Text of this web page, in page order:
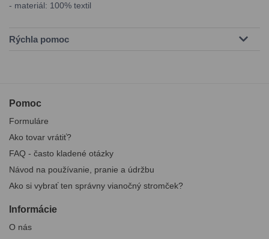
- materiál: 100% textil
Rýchla pomoc
Pomoc
Formuláre
Ako tovar vrátiť?
FAQ - často kladené otázky
Návod na používanie, pranie a údržbu
Ako si vybrať ten správny vianočný stromček?
Informácie
O nás